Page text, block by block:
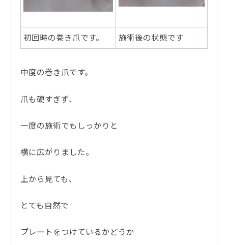
初回時の巻き爪です。 施術後の状態です
中度の巻き爪です。
爪も硬すぎず、
一度の施術でもしっかりと
横に広がりました。
上から見ても、
とても自然で
プレートをつけているかどうか